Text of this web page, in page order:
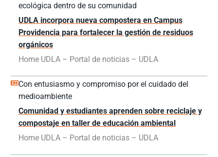
ecológica dentro de su comunidad
UDLA incorpora nueva compostera en Campus
Providencia para fortalecer la gestión de residuos
orgánicos
Home UDLA – Portal de noticias – UDLA
Con entusiasmo y compromiso por el cuidado del
medioambiente
Comunidad y estudiantes aprenden sobre reciclaje y
compostaje en taller de educación ambiental
Home UDLA – Portal de noticias – UDLA